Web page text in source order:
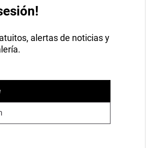
alertas de noticias y